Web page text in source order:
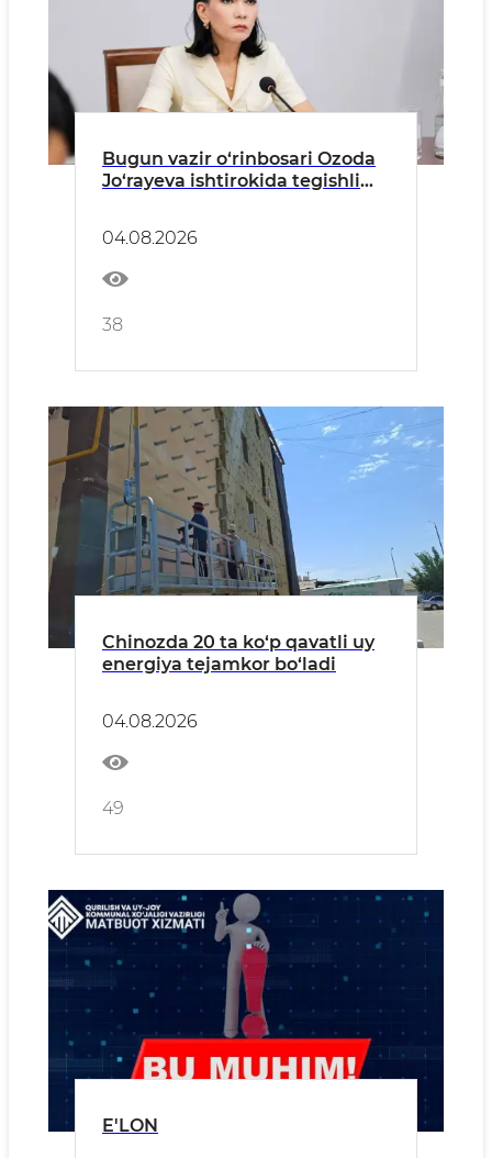
Bugun vazir o‘rinbosari Ozoda
Jo‘rayeva ishtirokida tegishli
o‘tdi
04.08.2026
38
Chinozda 20 ta ko‘p qavatli uy
energiya tejamkor bo‘ladi
04.08.2026
49
E'LON